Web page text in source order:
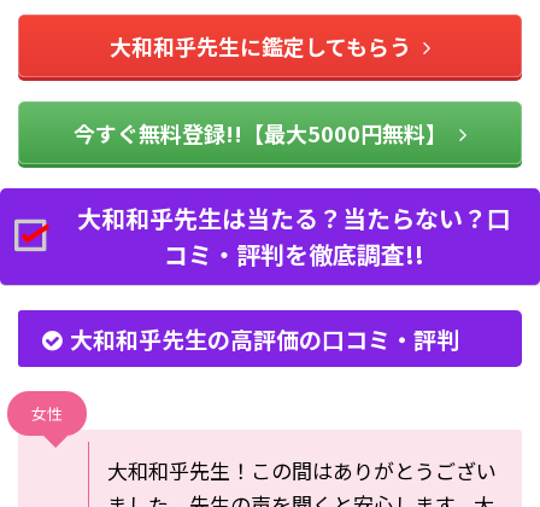
大和和乎先生に鑑定してもらう
今すぐ無料登録!!【最大5000円無料】
大和和乎先生は当たる？当たらない？口
コミ・評判を徹底調査!!
大和和乎先生の高評価の口コミ・評判
女性
大和和乎先生！この間はありがとうござい